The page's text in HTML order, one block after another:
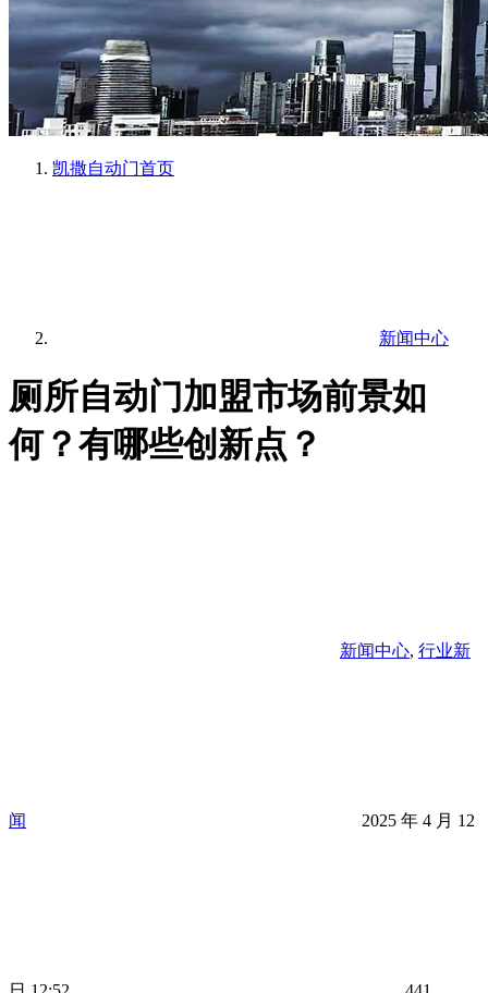
凯撒自动门首页
新闻中心
厕所自动门加盟市场前景如
何？有哪些创新点？
新闻中心, 行业新
闻 2025 年 4 月 12